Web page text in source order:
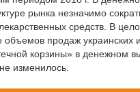
рынка незначимо
средств. В
объемов продаж украинских
корзины» в денежном
изменилось.